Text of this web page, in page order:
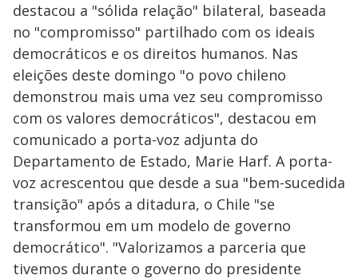
destacou a "sólida relação" bilateral, baseada
no "compromisso" partilhado com os ideais
democráticos e os direitos humanos. Nas
eleições deste domingo "o povo chileno
demonstrou mais uma vez seu compromisso
com os valores democráticos", destacou em
comunicado a porta-voz adjunta do
Departamento de Estado, Marie Harf. A porta-
voz acrescentou que desde a sua "bem-sucedida
transição" após a ditadura, o Chile "se
transformou em um modelo de governo
democrático". "Valorizamos a parceria que
tivemos durante o governo do presidente